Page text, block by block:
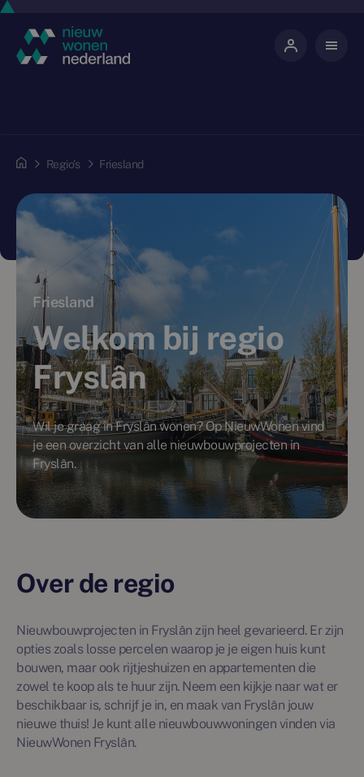
Regio's Friesland
Friesland
Welkom bij regio
Fryslân
Wil je graag in Fryslân wonen? Op NieuwWonen vind
je een overzicht van alle nieuwbouwprojecten in
Fryslân.
Over de regio
Nieuwbouwprojecten in Fryslân zijn heel gevarieerd. Er zijn
opties zoals losse percelen waarop je je eigen huis kunt
bouwen, maar ook rijtjeshuizen en appartementen die
zowel te koop als te huur zijn. Neem een kijkje naar wat er
beschikbaar is, schrijf je in, en maak van Fryslân jouw
nieuwe thuis! Je kunt alle nieuwbouwwoningen vinden via
NieuwWonen Fryslân.